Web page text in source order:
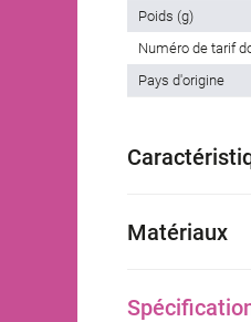
Poids (g)
Numéro de tarif
Pays d'origine
Matériaux